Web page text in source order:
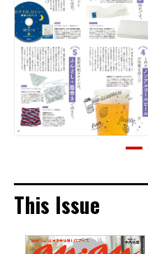
This Issue